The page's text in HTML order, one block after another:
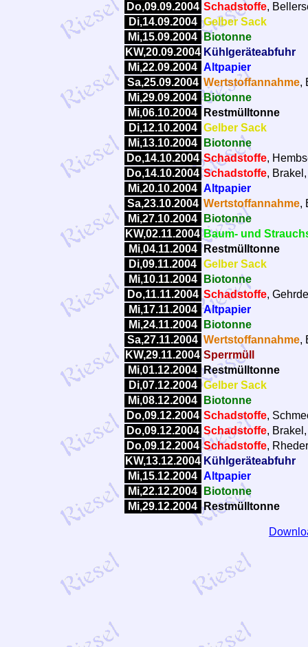
Do,09.09.2004 Schadstoffe,
Di,14.09.2004 Gelber Sack
Mi,15.09.2004
Biotonne
KW,20.09.2004 Kühlgeräteabfuhr
Mi,22.09.2004 Altpapier
Sa,25.09.2004 Wertstoffannahme,
Mi,29.09.2004 Biotonne
Mi,06.10.2004
Restmülltonne
Di,12.10.2004 Gelber Sack
Mi,13.10.2004
Biotonne
Do,14.10.2004 Schadstoffe,
Do,14.10.2004 Schadstoffe,
Mi,20.10.2004 Altpapier
Sa,23.10.2004 Wertstoffannahme,
Mi,27.10.2004
Biotonne
KW,02.11.2004 Baum- und
Mi,04.11.2004
Restmülltonne
Di,09.11.2004 Gelber Sack
Mi,10.11.2004
Biotonne
Do,11.11.2004 Schadstoffe,
Mi,17.11.2004 Altpapier
Mi,24.11.2004
Biotonne
Sa,27.11.2004 Wertstoffannahme,
KW,29.11.2004 Sperrmüll
Mi,01.12.2004 Restmülltonne
Di,07.12.2004 Gelber Sack
Mi,08.12.2004
Biotonne
Do,09.12.2004 Schadstoffe,
Do,09.12.2004 Schadstoffe,
Do,09.12.2004 Schadstoffe,
KW,13.12.2004 Kühlgeräteabfuhr
Mi,15.12.2004 Altpapier
Mi,22.12.2004
Biotonne
Mi,29.12.2004 Restmülltonne